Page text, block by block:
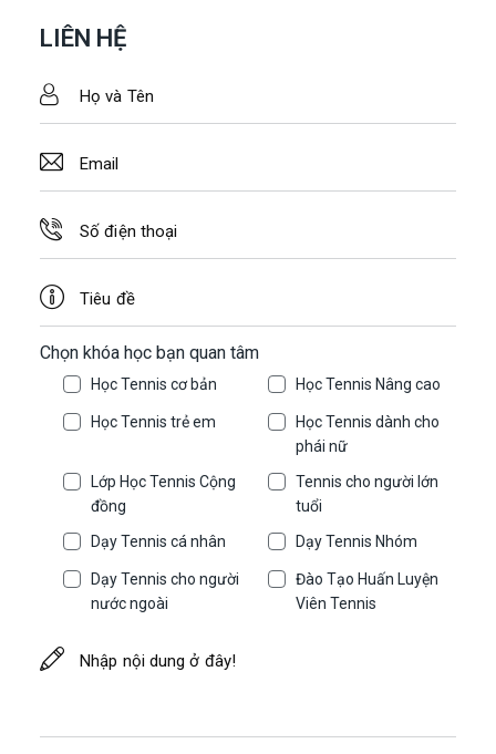
:
on
LIÊN HỆ
Chọn khóa học bạn quan tâm
Học Tennis cơ bản Học Tennis Nâng cao
Học Tennis trẻ em
Học Tennis dành cho
phái nữ
Lớp Học Tennis Cộng
đồng
Tennis cho người lớn
tuổi
Dạy Tennis cá nhân
Dạy Tennis Nhóm
Dạy Tennis cho người
nước ngoài
Đào Tạo Huấn Luyện
Viên Tennis